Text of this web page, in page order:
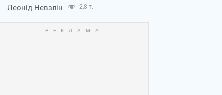
Леонід Невзлін 2,8 т.